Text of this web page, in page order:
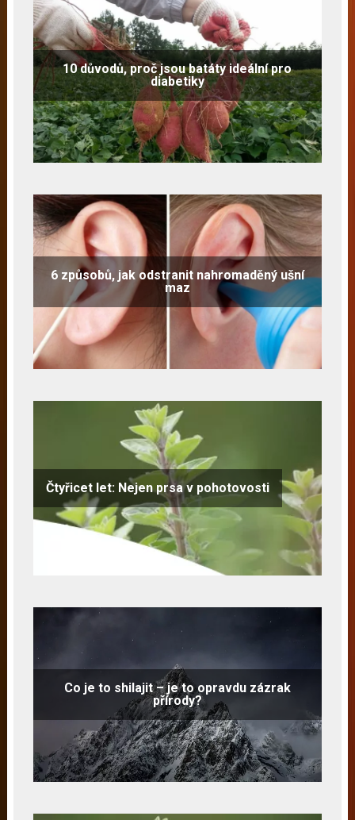
10 důvodů, proč jsou batáty ideální pro
diabetiky
6 způsobů, jak odstranit nahromaděný ušní
maz
Čtyřicet let: Nejen prsa v pohotovosti
Co je to shilajit – je to opravdu zázrak
přírody?